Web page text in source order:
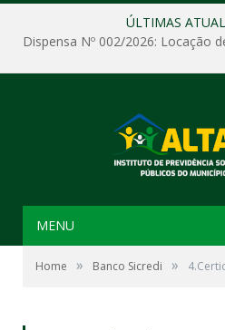
ÚLTIMAS
MENU
Home » Banco Sicredi »